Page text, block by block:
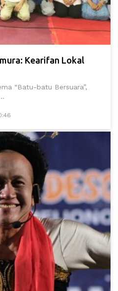
Kearifan Lokal
“Batu-batu Bersuara”,